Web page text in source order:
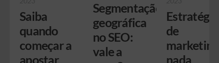
Saiba
quando
começar a
apostar
Segmentação
geográfica
no SEO:
vale a
de
marketing
nada